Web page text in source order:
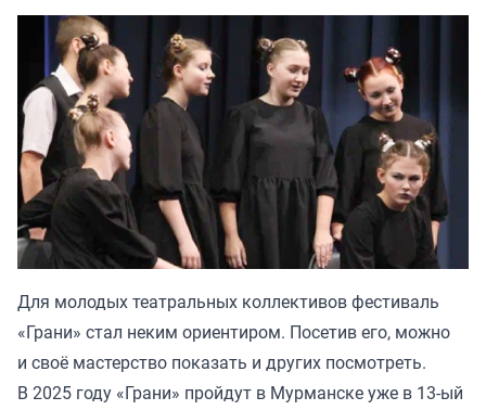
Для молодых театральных коллективов фестиваль
«Грани» стал неким ориентиром. Посетив его, можно
и своё мастерство показать и других посмотреть.
В 2025 году «Грани» пройдут в Мурманске уже в 13-ый